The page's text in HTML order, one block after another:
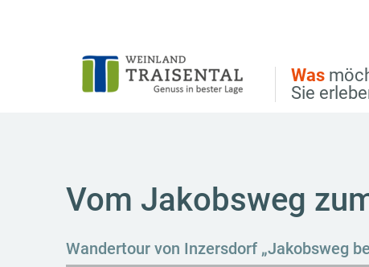
Was
Sie
Vom Jakobsweg
Wandertour von Inzersdorf „Jakobsweg